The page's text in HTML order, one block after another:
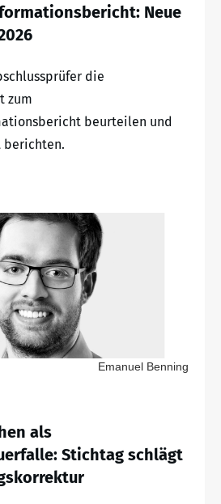
Neue
die
zum
beurteilen und
berichten.
Emanuel Benning
als
Stichtag schlägt